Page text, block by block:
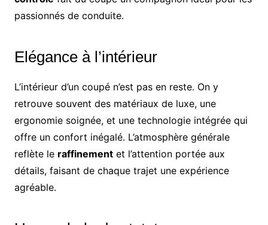
passionnés de conduite.
Elégance à l’intérieur
L’intérieur d’un coupé n’est pas en reste. On y
retrouve souvent des matériaux de luxe, une
ergonomie soignée, et une technologie intégrée qui
offre un confort inégalé. L’atmosphère générale
reflète le raffinementet l’attention portée aux
détails, faisant de chaque trajet une expérience
agréable.